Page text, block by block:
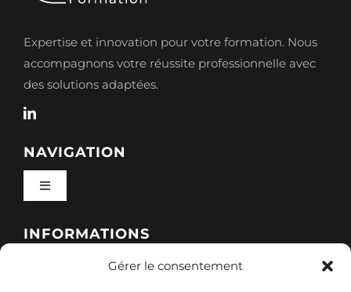
Gérer le consentement
Expertise et innovation pour votre formation. Nous
accompagnons votre réussite professionnelle avec
des solutions adaptées.
NAVIGATION
Toggle
Qui sommes-nous ?
INFORMATIONS